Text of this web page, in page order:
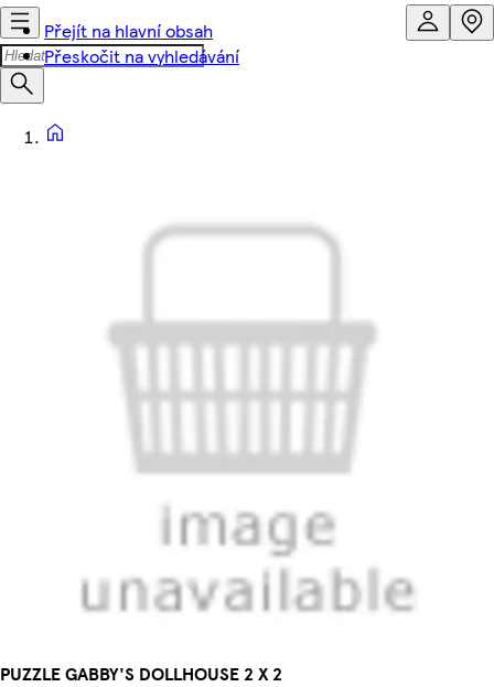
Přejít na hlavní obsah
Přeskočit na vyhledávání
PUZZLE GABBY'S DOLLHOUSE 2 X 2